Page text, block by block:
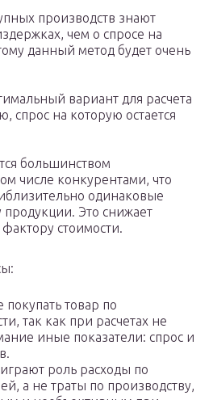
производств знают
чем о спросе на
данный метод будет очень
вариант для расчета
спрос на которую остается
большинством
числе конкурентами, что
одинаковые
Это снижает
стоимости.
товар по
так как при расчетах не
иные показатели: спрос и
роль расходы по
а не траты по производству,